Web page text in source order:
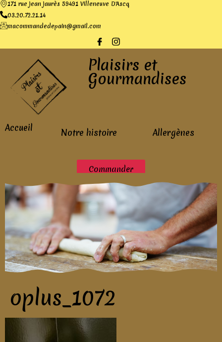
171 rue jean jaurès 59491 Villeneuve D'Ascq
03.20.72.21.14
macommandedepain@gmail.com
Plaisirs et
Gourmandises
Accueil Notre histoire Allergènes
Commander
oplus_1072